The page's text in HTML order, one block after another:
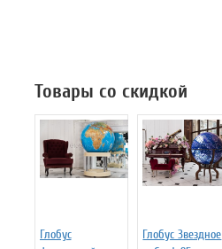
Товары со скидкой
Глобус
Глобус Звездное